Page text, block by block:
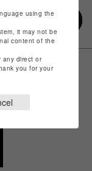
using the
it may not be
content of the
any direct or
you for your